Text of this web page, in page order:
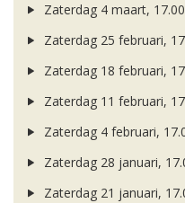
Zaterdag 4 maart,
Zaterdag 25 februari,
Zaterdag 18 februari,
Zaterdag 11 februari,
Zaterdag 4 februari,
Zaterdag 28 januari,
Zaterdag 21 januari,